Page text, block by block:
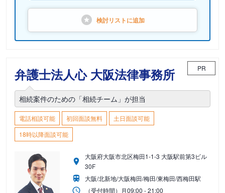
検討リストに追加
弁護士法人心 大阪法律事務所 PR
相続案件のための「相続チーム」が担当
電話相談可能 初回面談無料
土日面談可能
18時以降面談可能
大阪府大阪市北区梅田1-1-3 大阪駅前第3ビル
30F
大阪/北新地/大阪梅田/梅田/東梅田/西梅田駅
（受付時間） 月09:00 - 21:00